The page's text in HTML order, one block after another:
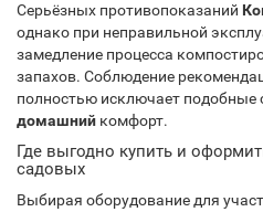
Серьёзных противопоказаний
однако при неправильной
замедление процесса
запахов. Соблюдение
полностью исключает подобные
домашний комфорт.
Где выгодно купить и
садовых
Выбирая оборудование для